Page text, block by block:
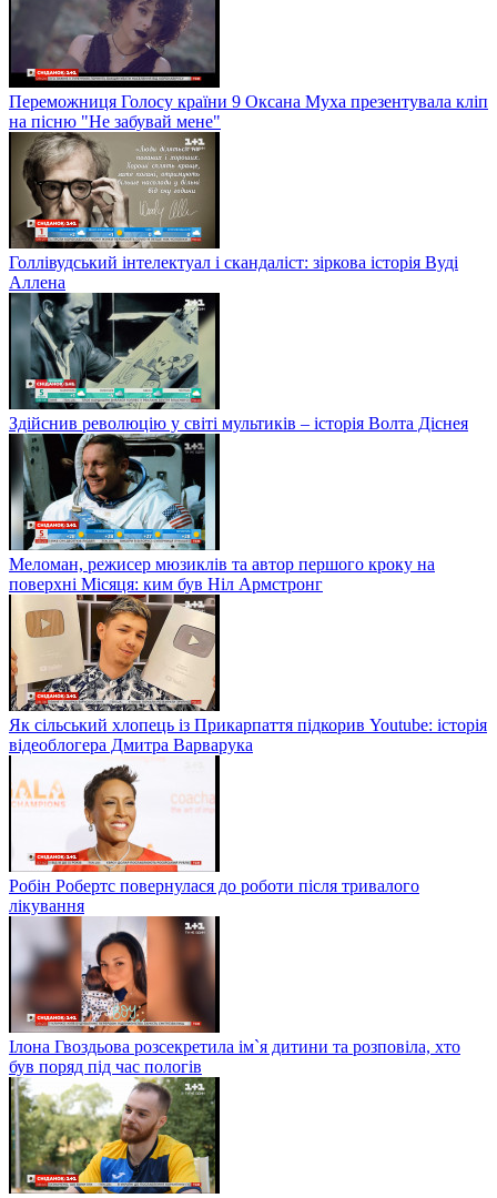
Переможниця Голосу країни 9 Оксана Муха презентувала кліп
на пісню "Не забувай мене"
Голлівудський інтелектуал і скандаліст: зіркова історія Вуді
Аллена
Здійснив революцію у світі мультиків – історія Волта Діснея
Меломан, режисер мюзиклів та автор першого кроку на
поверхні Місяця: ким був Ніл Армстронг
Як сільський хлопець із Прикарпаття підкорив Youtube: історія
відеоблогера Дмитра Варварука
Робін Робертс повернулася до роботи після тривалого
лікування
Ілона Гвоздьова розсекретила ім`я дитини та розповіла, хто
був поряд під час пологів